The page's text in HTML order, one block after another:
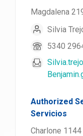
Magdalena
Silvia
5340
Authorized
Servicios
Charlone